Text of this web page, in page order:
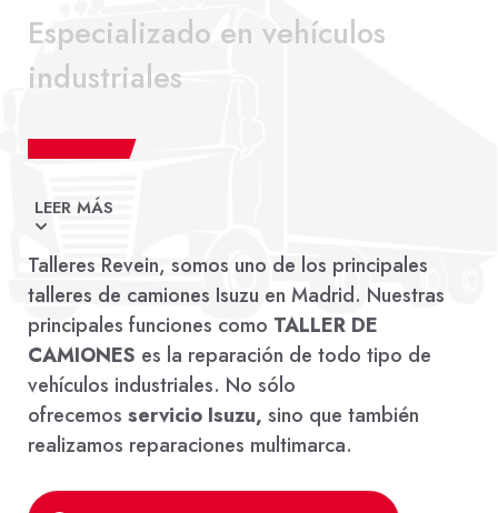
Especializado en vehículos
industriales
LEER MÁS
Disponemos de un amplio taller de vehículos
industriales, ubicados en la localidad de
Coslada. Instalaciones especiales para las
tareas mecánicas de camiones, como
plataformas elevadores, espacioso sitio de
trabajo (más de 2500 metros cuadrados de
extensión). Realizamos la reparación
decamiones pequeños y camiones
grandesindustriales, por lo que estamos a tu
Talleres Revein, somos uno de los principales
talleres de camiones Isuzu en Madrid. Nuestras
principales funciones como TALLER DE
CAMIONES es la reparación de todo tipo de
vehículos industriales. No sólo
ofrecemos servicio Isuzu, sino que también
realizamos reparaciones multimarca.